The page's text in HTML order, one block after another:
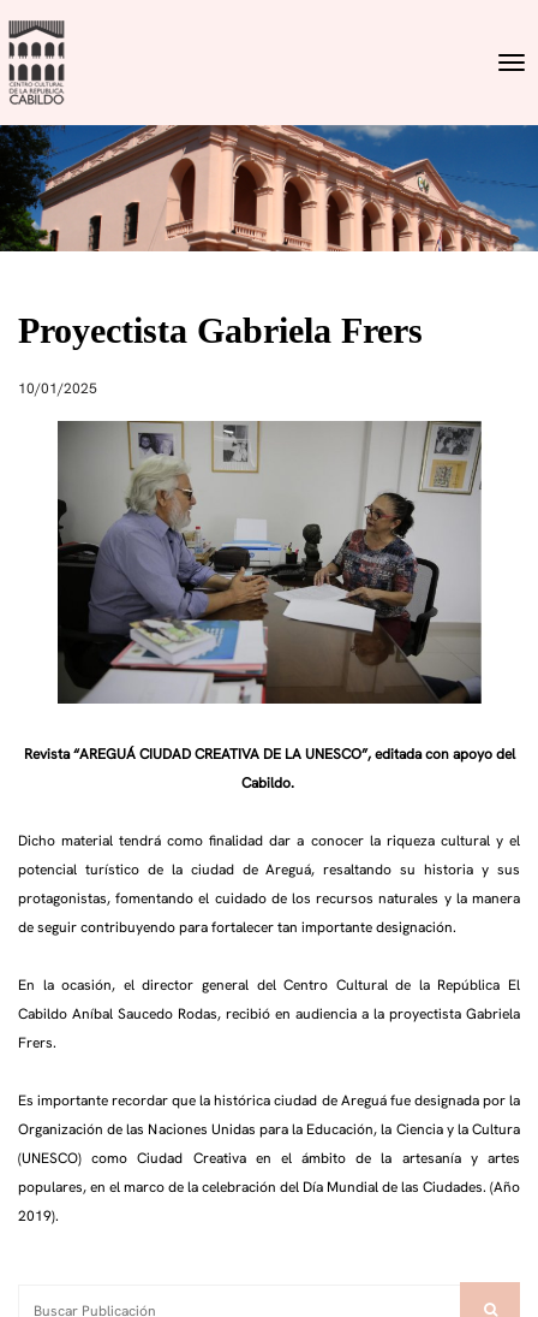
Proyectista Gabriela Frers
10/01/2025
Revista “AREGUÁ CIUDAD CREATIVA DE LA UNESCO”, editada con apoyo del
Cabildo.
Dicho material tendrá como finalidad dar a conocer la riqueza cultural y el
potencial turístico de la ciudad de Areguá, resaltando su historia y sus
protagonistas, fomentando el cuidado de los recursos naturales y la manera
de seguir contribuyendo para fortalecer tan importante designación.
En la ocasión, el director general del Centro Cultural de la República El
Cabildo Aníbal Saucedo Rodas, recibió en audiencia a la proyectista Gabriela
Frers.
Es importante recordar que la histórica ciudad de Areguá fue designada por la
Organización de las Naciones Unidas para la Educación, la Ciencia y la Cultura
(UNESCO) como Ciudad Creativa en el ámbito de la artesanía y artes
populares, en el marco de la celebración del Día Mundial de las Ciudades. (Año
2019).